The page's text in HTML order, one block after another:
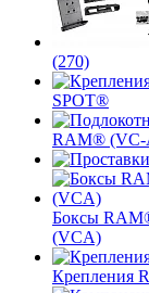
(270)
SPOT®
RAM® (VC-
Боксы
(VCA)
Крепления